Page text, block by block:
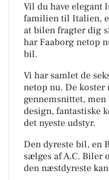
Vil du have elegant
familien til Italien,
at bilen fragter dig
har Faaborg netop
bil.
Vi har samlet de
netop nu. De
gennemsnittet,
design, fantastiske
det nyeste udstyr.
Den dyreste bil, en
sælges af A.C. Biler
den næstdyreste